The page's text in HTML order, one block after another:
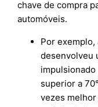
chave de compra
automóveis.
Por
desenvolveu
superior a
vezes